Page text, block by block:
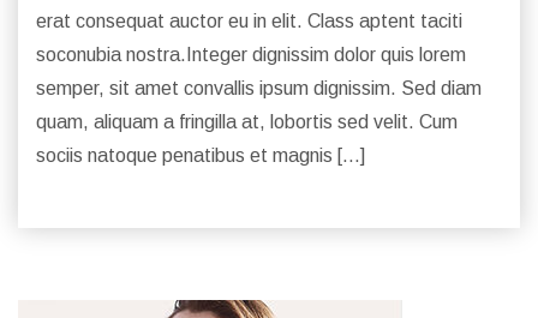
erat consequat auctor eu in elit. Class aptent taciti
soconubia nostra.Integer dignissim dolor quis lorem
semper, sit amet convallis ipsum dignissim. Sed diam
quam, aliquam a fringilla at, lobortis sed velit. Cum
sociis natoque penatibus et magnis […]